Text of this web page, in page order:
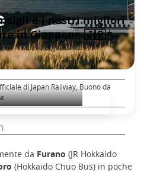
treno illimitati
di Japan Railway, Buono da
da Furano (JR Hokkaido
(Hokkaido Chuo Bus) in poche